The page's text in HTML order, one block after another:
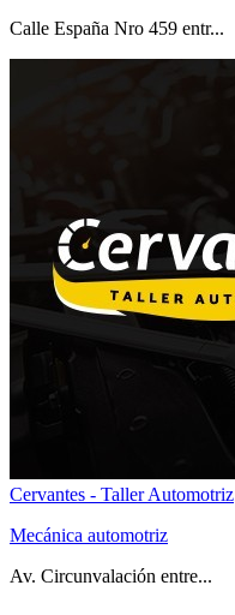
Calle España Nro 459 entr...
Cervantes - Taller Automotriz
Mecánica automotriz
Av. Circunvalación entre...